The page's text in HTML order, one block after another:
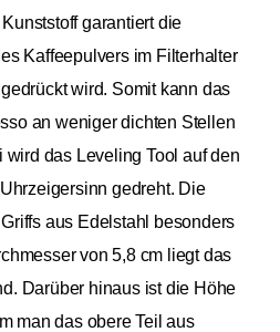
garantiert die
Kaffeepulvers im Filterhalter
wird. Somit kann das
an weniger dichten Stellen
das Leveling Tool auf den
gedreht. Die
aus Edelstahl besonders
von 5,8 cm liegt das
Darüber hinaus ist die Höhe
man das obere Teil aus